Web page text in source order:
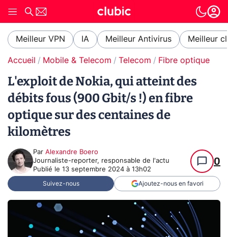
Meilleur VPN IA Meilleur Antivirus Meilleur
Accueil Mobile & Telecom Telecom Fibre optique
L'exploit de Nokia, qui atteint des
débits fous (900 Gbit/s !) en fibre
optique sur des centaines de
kilomètres
Par Alexandre Boero
Journaliste-reporter, responsable de l'actu
Publié le 13 septembre 2024 à 13h02
0
Suivez-nous Ajoutez-nous en favori